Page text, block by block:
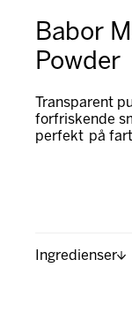
Babor
Powder
Transparent
forfriskende
perfekt på
Ingredienser